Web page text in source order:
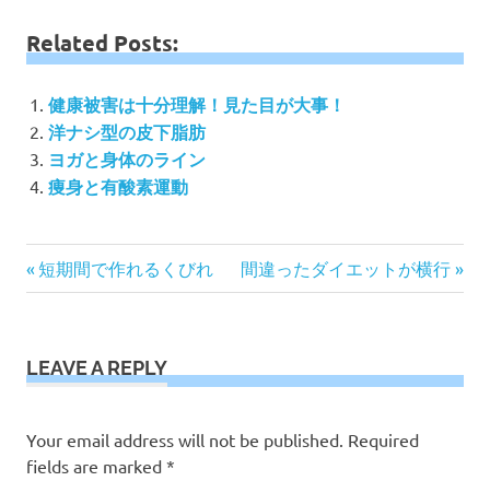
Related Posts:
健康被害は十分理解！見た目が大事！
洋ナシ型の皮下脂肪
ヨガと身体のライン
痩身と有酸素運動
Post
navigation
Previous
Post:
短期間で作れるくびれ
Next
Post:
間違ったダイエットが横行
LEAVE A REPLY
Your email address will not be published. Required
fields are marked *